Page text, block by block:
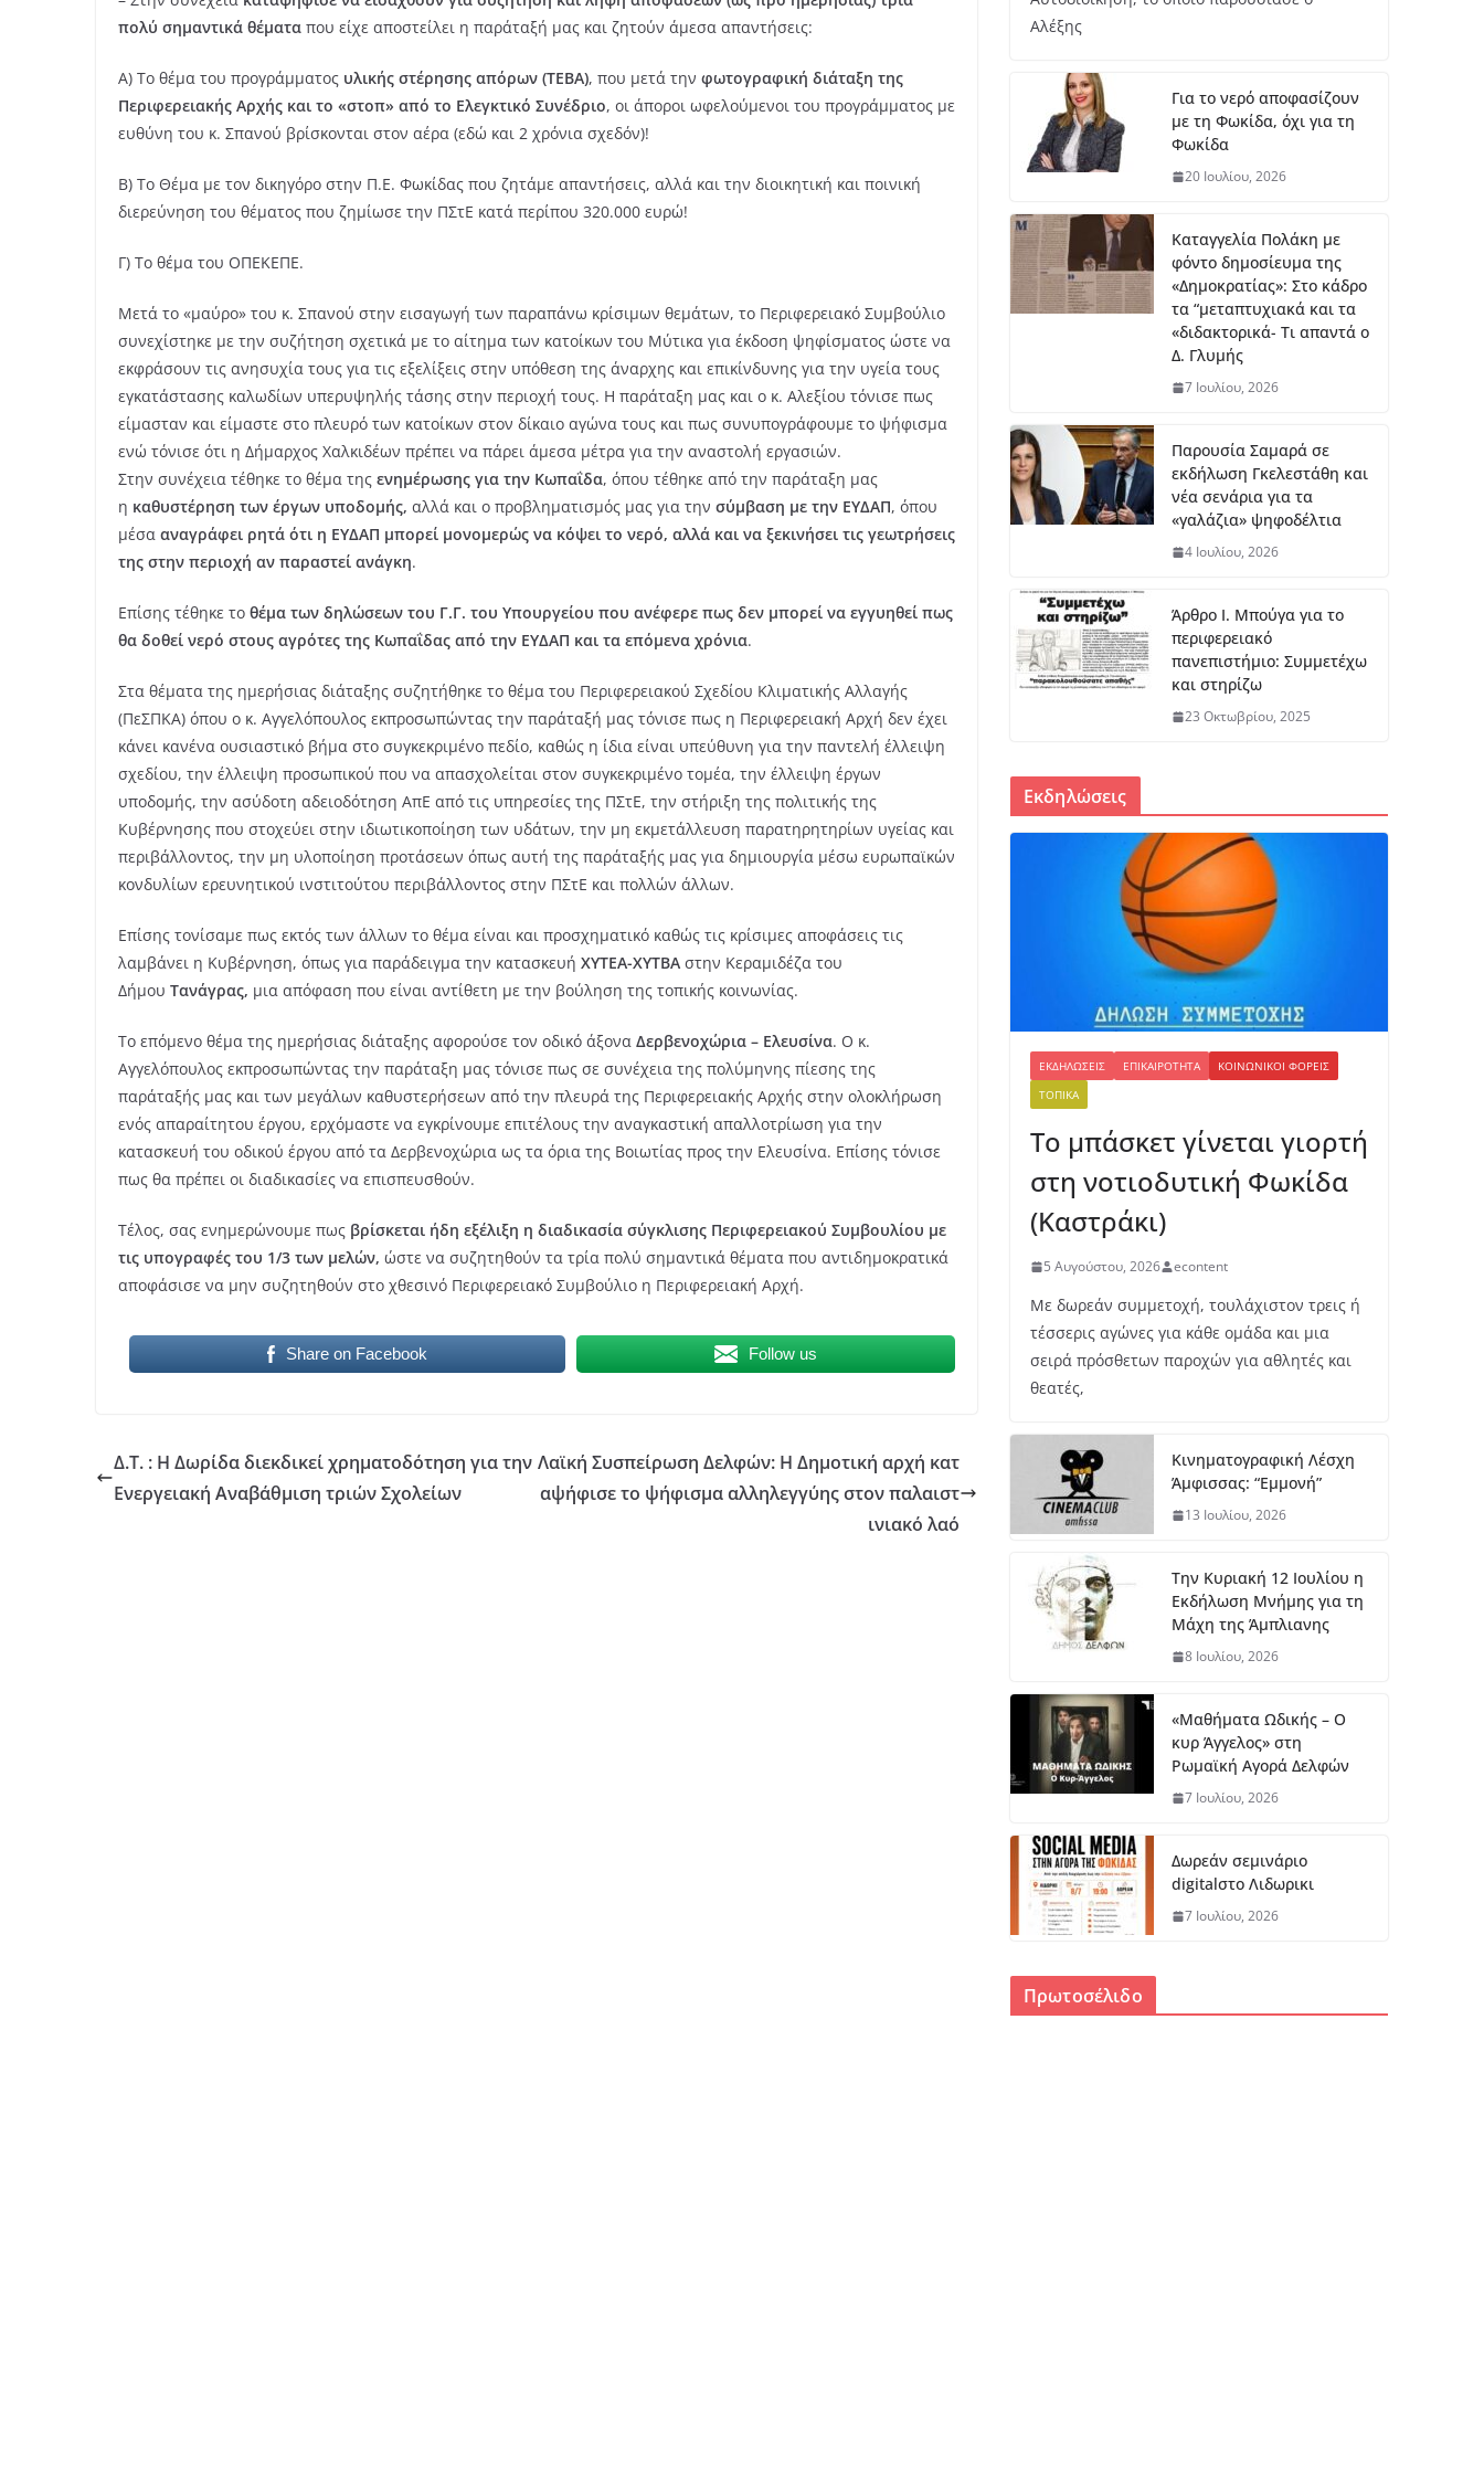
πολύ σημαντικά θέματα που είχε αποστείλει η παράταξή μας και ζητούν άμεσα απαντήσεις:
Α) Το θέμα του προγράμματος υλικής στέρησης απόρων (ΤΕΒΑ), που μετά την φωτογραφική διάταξη της
Περιφερειακής Αρχής και το «στοπ» από το Ελεγκτικό Συνέδριο, οι άποροι ωφελούμενοι του προγράμματος με
ευθύνη του κ. Σπανού βρίσκονται στον αέρα (εδώ και 2 χρόνια σχεδόν)!
Β) Το Θέμα με τον δικηγόρο στην Π.Ε. Φωκίδας που ζητάμε απαντήσεις, αλλά και την διοικητική και ποινική
διερεύνηση του θέματος που ζημίωσε την ΠΣτΕ κατά περίπου 320.000 ευρώ!
Γ) Το θέμα του ΟΠΕΚΕΠΕ.
Μετά το «μαύρο» του κ. Σπανού στην εισαγωγή των παραπάνω κρίσιμων θεμάτων, το Περιφερειακό Συμβούλιο
συνεχίστηκε με την συζήτηση σχετικά με το αίτημα των κατοίκων του Μύτικα για έκδοση ψηφίσματος ώστε να
εκφράσουν τις ανησυχία τους για τις εξελίξεις στην υπόθεση της άναρχης και επικίνδυνης για την υγεία τους
εγκατάστασης καλωδίων υπερυψηλής τάσης στην περιοχή τους. Η παράταξη μας και ο κ. Αλεξίου τόνισε πως
είμασταν και είμαστε στο πλευρό των κατοίκων στον δίκαιο αγώνα τους και πως συνυπογράφουμε το ψήφισμα
ενώ τόνισε ότι η Δήμαρχος Χαλκιδέων πρέπει να πάρει άμεσα μέτρα για την αναστολή εργασιών.
Στην συνέχεια τέθηκε το θέμα της ενημέρωσης για την Κωπαΐδα, όπου τέθηκε από την παράταξη μας
η καθυστέρηση των έργων υποδομής, αλλά και ο προβληματισμός μας για την σύμβαση με την ΕΥΔΑΠ, όπου
μέσα αναγράφει ρητά ότι η ΕΥΔΑΠ μπορεί μονομερώς να κόψει το νερό, αλλά και να ξεκινήσει τις γεωτρήσεις
της στην περιοχή αν παραστεί ανάγκη.
Επίσης τέθηκε το θέμα των δηλώσεων του Γ.Γ. του Υπουργείου που ανέφερε πως δεν μπορεί να εγγυηθεί πως
θα δοθεί νερό στους αγρότες της Κωπαΐδας από την ΕΥΔΑΠ και τα επόμενα χρόνια.
Στα θέματα της ημερήσιας διάταξης συζητήθηκε το θέμα του Περιφερειακού Σχεδίου Κλιματικής Αλλαγής
(ΠεΣΠΚΑ) όπου ο κ. Αγγελόπουλος εκπροσωπώντας την παράταξή μας τόνισε πως η Περιφερειακή Αρχή δεν έχει
κάνει κανένα ουσιαστικό βήμα στο συγκεκριμένο πεδίο, καθώς η ίδια είναι υπεύθυνη για την παντελή έλλειψη
σχεδίου, την έλλειψη προσωπικού που να απασχολείται στον συγκεκριμένο τομέα, την έλλειψη έργων
υποδομής, την ασύδοτη αδειοδότηση ΑπΕ από τις υπηρεσίες της ΠΣτΕ, την στήριξη της πολιτικής της
Κυβέρνησης που στοχεύει στην ιδιωτικοποίηση των υδάτων, την μη εκμετάλλευση παρατηρητηρίων υγείας και
περιβάλλοντος, την μη υλοποίηση προτάσεων όπως αυτή της παράταξής μας για δημιουργία μέσω ευρωπαϊκών
κονδυλίων ερευνητικού ινστιτούτου περιβάλλοντος στην ΠΣτΕ και πολλών άλλων.
Επίσης τονίσαμε πως εκτός των άλλων το θέμα είναι και προσχηματικό καθώς τις κρίσιμες αποφάσεις τις
λαμβάνει η Κυβέρνηση, όπως για παράδειγμα την κατασκευή ΧΥΤΕΑ-ΧΥΤΒΑ στην Κεραμιδέζα του
Δήμου Τανάγρας, μια απόφαση που είναι αντίθετη με την βούληση της τοπικής κοινωνίας.
Το επόμενο θέμα της ημερήσιας διάταξης αφορούσε τον οδικό άξονα Δερβενοχώρια – Ελευσίνα. Ο κ.
Αγγελόπουλος εκπροσωπώντας την παράταξη μας τόνισε πως σε συνέχεια της πολύμηνης πίεσης της
παράταξής μας και των μεγάλων καθυστερήσεων από την πλευρά της Περιφερειακής Αρχής στην ολοκλήρωση
ενός απαραίτητου έργου, ερχόμαστε να εγκρίνουμε επιτέλους την αναγκαστική απαλλοτρίωση για την
κατασκευή του οδικού έργου από τα Δερβενοχώρια ως τα όρια της Βοιωτίας προς την Ελευσίνα. Επίσης τόνισε
πως θα πρέπει οι διαδικασίες να επισπευσθούν.
Τέλος, σας ενημερώνουμε πως βρίσκεται ήδη εξέλιξη η διαδικασία σύγκλισης Περιφερειακού Συμβουλίου με
τις υπογραφές του 1/3 των μελών, ώστε να συζητηθούν τα τρία πολύ σημαντικά θέματα που αντιδημοκρατικά
αποφάσισε να μην συζητηθούν στο χθεσινό Περιφερειακό Συμβούλιο η Περιφερειακή Αρχή.
Share on Facebook Follow us
Δ.Τ. : Η Δωρίδα διεκδικεί χρηματοδότηση για την
Ενεργειακή Αναβάθμιση τριών Σχολείων
Λαϊκή Συσπείρωση Δελφών: Η Δημοτική αρχή κατ
αψήφισε το ψήφισμα αλληλεγγύης στον παλαιστ
ινιακό λαό
Αλέξης
Για το νερό αποφασίζουν
με τη Φωκίδα, όχι για τη
Φωκίδα
20 Ιουλίου, 2026
Καταγγελία Πολάκη με
φόντο δημοσίευμα της
«Δημοκρατίας»: Στο κάδρο
τα “μεταπτυχιακά και τα
«διδακτορικά- Τι απαντά ο
Δ. Γλυμής
7 Ιουλίου, 2026
Παρουσία Σαμαρά σε
εκδήλωση Γκελεστάθη και
νέα σενάρια για τα
«γαλάζια» ψηφοδέλτια
4 Ιουλίου, 2026
Άρθρο Ι. Μπούγα για το
περιφερειακό
πανεπιστήμιο: Συμμετέχω
και στηρίζω
23 Οκτωβρίου, 2025
Εκδηλώσεις
ΕΚΔΗΛΏΣΕΙΣ ΕΠΙΚΑΙΡΌΤΗΤΑ
ΚΟΙΝΩΝΙΚΟΊ ΦΟΡΕΊΣ
ΤΟΠΙΚΆ
Το μπάσκετ γίνεται γιορτή
στη νοτιοδυτική Φωκίδα
(Καστράκι)
5 Αυγούστου, 2026 econtent
Με δωρεάν συμμετοχή, τουλάχιστον τρεις ή
τέσσερις αγώνες για κάθε ομάδα και μια
σειρά πρόσθετων παροχών για αθλητές και
θεατές,
Κινηματογραφική Λέσχη
Άμφισσας: “Εμμονή”
13 Ιουλίου, 2026
Την Κυριακή 12 Ιουλίου η
Εκδήλωση Μνήμης για τη
Μάχη της Άμπλιανης
8 Ιουλίου, 2026
«Μαθήματα Ωδικής – Ο
κυρ Άγγελος» στη
Ρωμαϊκή Αγορά Δελφών
7 Ιουλίου, 2026
Δωρεάν σεμινάριο
digitalστο Λιδωρικι
7 Ιουλίου, 2026
Πρωτοσέλιδο